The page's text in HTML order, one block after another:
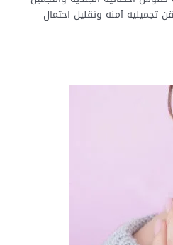
تجميلية آمنة وتقليل احتمال